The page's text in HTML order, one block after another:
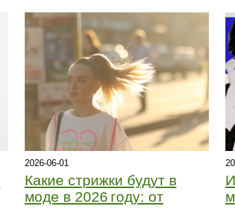
2026-06-01
Какие стрижки будут в
моде в 2026 году: от